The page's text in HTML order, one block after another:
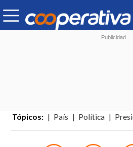
Tópicos: País Política